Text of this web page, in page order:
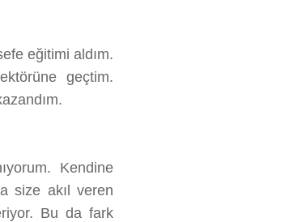
eğitimi aldım.
geçtim.
Kendine
size akıl veren
Bu da fark